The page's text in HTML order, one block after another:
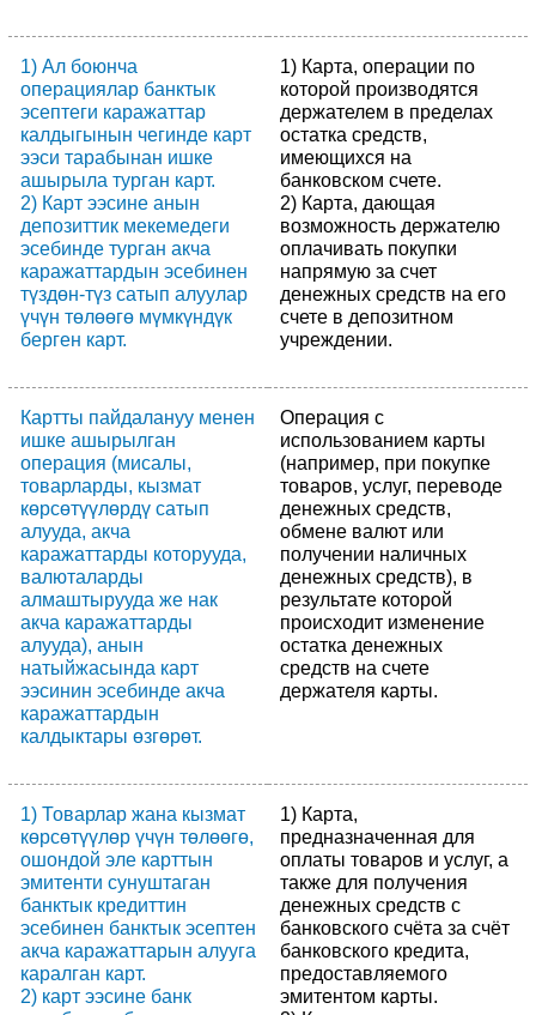
1) Ал боюнча
операциялар банктык
эсептеги каражаттар
калдыгынын чегинде карт
ээси тарабынан ишке
ашырыла турган карт.
2) Карт ээсине анын
депозиттик мекемедеги
эсебинде турган акча
каражаттардын эсебинен
түздөн-түз сатып алуулар
үчүн төлөөгө мүмкүндүк
берген карт.
1) Карта, операции по
которой производятся
держателем в пределах
остатка средств,
имеющихся на
банковском счете.
2) Карта, дающая
возможность держателю
оплачивать покупки
напрямую за счет
денежных средств на его
счете в депозитном
учреждении.
Картты пайдалануу менен
ишке ашырылган
операция (мисалы,
товарларды, кызмат
көрсөтүүлөрдү сатып
алууда, акча
каражаттарды которууда,
валюталарды
алмаштырууда же нак
акча каражаттарды
алууда), анын
натыйжасында карт
ээсинин эсебинде акча
каражаттардын
калдыктары өзгөрөт.
Операция с
использованием карты
(например, при покупке
товаров, услуг, переводе
денежных средств,
обмене валют или
получении наличных
денежных средств), в
результате которой
происходит изменение
остатка денежных
средств на счете
держателя карты.
1) Товарлар жана кызмат
көрсөтүүлөр үчүн төлөөгө,
ошондой эле карттын
эмитенти сунуштаган
банктык кредиттин
эсебинен банктык эсептен
акча каражаттарын алууга
каралган карт.
2) карт ээсине банк
1) Карта,
предназначенная для
оплаты товаров и услуг, а
также для получения
денежных средств с
банковского счёта за счёт
банковского кредита,
предоставляемого
эмитентом карты.